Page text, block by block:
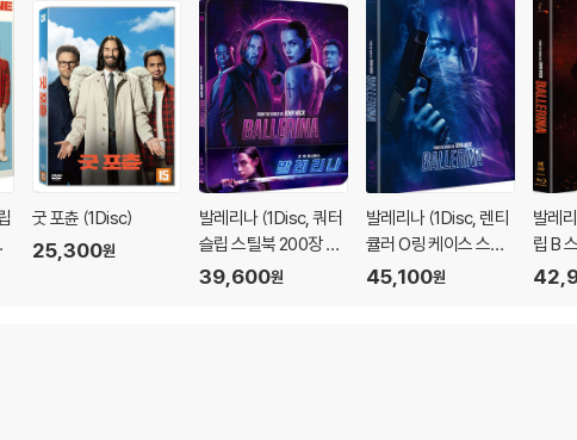
굿 포츈 (1Disc)
25,300원
발레리나 (1Disc, 쿼터
슬립 스틸북 200장 한
정판) : 블루레이
39,600원
발레리나 (1Disc, 렌티
큘러 O링 케이스 스틸
북 900장 한정판) : 블
45,100원
발레
립 B
정판) :